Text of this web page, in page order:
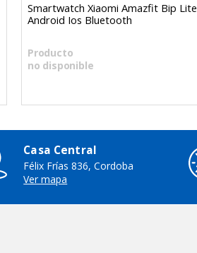
Smartwatch Xiaomi Amazfit Bip Lite
Android Ios Bluetooth
Producto
no disponible
Casa Central
Félix Frías 836, Cordoba
Ver mapa